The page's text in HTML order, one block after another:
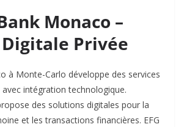
Monaco –
Privée
à Monte-Carlo développe des services
avec intégration technologique.
des solutions digitales pour la
et les transactions financières. EFG